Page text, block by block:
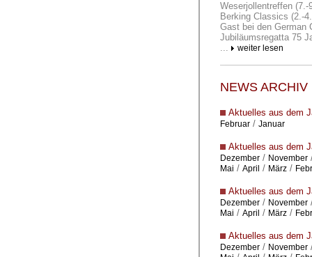
Weserjollentreffen
Berking Classics (2.-
Gast bei den German
Jubiläumsregatta 75
...
weiter lesen
NEWS ARCHIV
Aktuelles aus dem
Februar/ Januar
Aktuelles aus dem
Dezember/ November
Mai / April / März/
Aktuelles aus dem
Dezember/ November
Mai / April / März/
Aktuelles aus dem
Dezember/ November